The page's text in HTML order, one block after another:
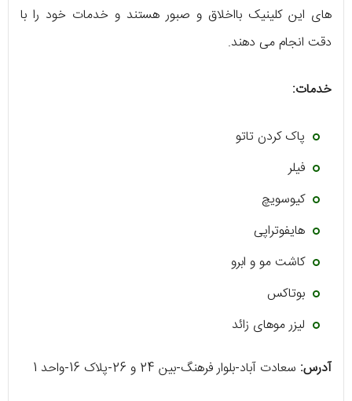
های این کلینیک بااخلاق و صبور هستند و خدمات خود را با
دقت انجام می دهند.
خدمات:
پاک کردن تاتو
فیلر
کیوسویچ
هایفوتراپی
کاشت مو و ابرو
بوتاکس
لیزر موهای زائد
آدرس: سعادت آباد-بلوار فرهنگ-بین 24 و 26-پلاک 16-واحد 1